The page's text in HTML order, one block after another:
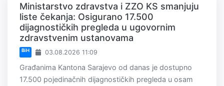
Ministarstvo zdravstva i ZZO KS smanjuju
liste čekanja: Osigurano 17.500
dijagnostičkih pregleda u ugovornim
zdravstvenim ustanovama
BiH 03.08.2026 11:09
Građanima Kantona Sarajevo od danas je dostupno
17.500 pojedinačnih dijagnostičkih pregleda u osam